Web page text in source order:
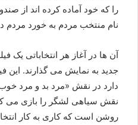
را که خود آماده کرده اند از
نام منتخب مردم به خورد مردم
آن ها در آغاز هر انتخاباتی یک
جدید به نمایش می گذارند. این
دارد در نقش «مرد بد و مرد
نقش سیاهی لشگر را بازی می
روشن است که کاری به کار